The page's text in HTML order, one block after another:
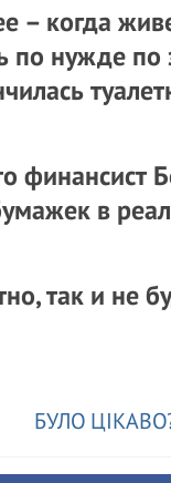
– когда
по нужде
финансист
в
так и не
БУЛО